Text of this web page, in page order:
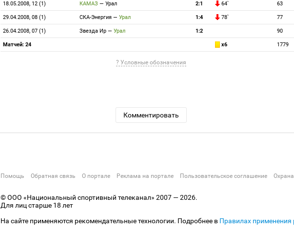
18.05.2008, 12 (1) КАМАЗ — Урал 2:1 64` 63
29.04.2008, 08 (1) СКА-Энергия — Урал 1:4 78` 77
26.04.2008, 07 (1) Звезда Ир — Урал 1:2 90
Матчей: 24 x6 1779
? Условные обозначения
Комментировать
Помощь Обратная связь О портале Реклама на портале Пользовательское соглашение
© ООО «Национальный спортивный телеканал» 2007 — 2026.
Для лиц старше 18 лет
На сайте применяются рекомендательные технологии. Подробнее в Правилах применения